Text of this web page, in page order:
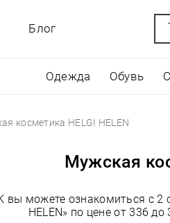
Одежда Обувь
Блог
косметика HELGI HELEN
Мужская
вы можете ознакомиться с
HELEN» по цене от 336